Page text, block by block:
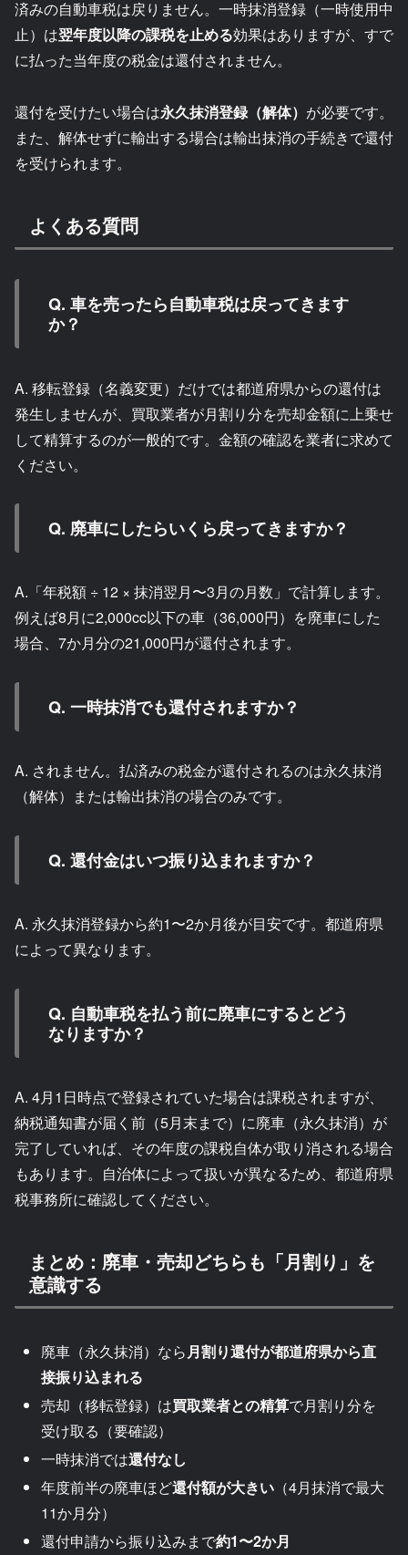
済みの自動車税は戻りません。一時抹消登録（一時使用中
止）は翌年度以降の課税を止める効果はありますが、すで
に払った当年度の税金は還付されません。
還付を受けたい場合は永久抹消登録（解体） が必要です。
また、解体せずに輸出する場合は輸出抹消の手続きで還付
を受けられます。
よくある質問
Q. 車を売ったら自動車税は戻ってきます
か？
A. 移転登録（名義変更）だけでは都道府県からの還付は
発生しませんが、買取業者が月割り分を売却金額に上乗せ
して精算するのが一般的です。金額の確認を業者に求めて
ください。
Q. 廃車にしたらいくら戻ってきますか？
A.「年税額 ÷ 12 × 抹消翌月〜3月の月数」で計算します。
例えば8月に2,000cc以下の車（36,000円）を廃車にした
場合、7か月分の21,000円が還付されます。
Q. 一時抹消でも還付されますか？
A. されません。払済みの税金が還付されるのは永久抹消
（解体）または輸出抹消の場合のみです。
Q. 還付金はいつ振り込まれますか？
A. 永久抹消登録から約1〜2か月後が目安です。都道府県
によって異なります。
Q. 自動車税を払う前に廃車にするとどう
なりますか？
A. 4月1日時点で登録されていた場合は課税されますが、
納税通知書が届く前（5月末まで）に廃車（永久抹消）が
完了していれば、その年度の課税自体が取り消される場合
もあります。自治体によって扱いが異なるため、都道府県
税事務所に確認してください。
まとめ：廃車・売却どちらも「月割り」を
意識する
廃車（永久抹消）なら 月割り還付が都道府県から直
接振り込まれる
売却（移転登録）は買取業者との精算で月割り分を
受け取る（要確認）
一時抹消では還付なし
年度前半の廃車ほど還付額が大きい （4月抹消で最大
11か月分）
還付申請から振り込みまで約1〜2か月